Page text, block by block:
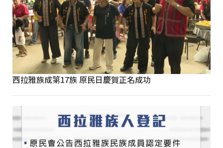
西拉雅族成第17族 原民日慶賀正名成功